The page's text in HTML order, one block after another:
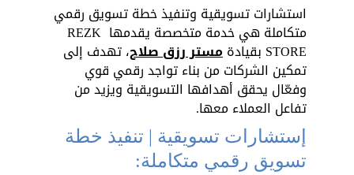
استشارات تسويقية وتنفيذ خطة تسويق رقمي
متكاملة هي خدمة متخصصة يقدمها REZK
STORE بقيادة مستر رزق صلاح، تهدف إلى
تمكين الشركات من بناء تواجد رقمي قوي
وفعّال يحقق أهدافها التسويقية ويزيد من
تفاعل العملاء معها.
إستشارات تسويقية | تنفيذ خطة
تسويق رقمي متكاملة: